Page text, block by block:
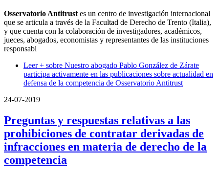
Osservatorio Antitrust es un centro de investigación internacional
que se articula a través de la Facultad de Derecho de Trento (Italia),
y que cuenta con la colaboración de investigadores, académicos,
jueces, abogados, economistas y representantes de las instituciones
responsabl
Leer + sobre Nuestro abogado Pablo González de Zárate
participa activamente en las publicaciones sobre actualidad en
defensa de la competencia de Osservatorio Antitrust
24-07-2019
Preguntas y respuestas relativas a las
prohibiciones de contratar derivadas de
infracciones en materia de derecho de la
competencia